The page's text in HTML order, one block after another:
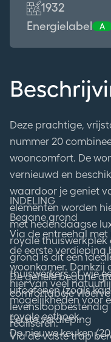
1932
Energielabel
A
Deze prachtige,
nummer 20
wooncomfort. De
vernieuwd en
waardoor je geniet
elementen worden
met hedendaagse
royale
grond is dit een
thuiswerkers of wie
uitoefenen (zoals
realiseren.
INDELING
Begane grond
Via de entreehal
de eerste verdieping
woonkamer. Dankzij
hier van veel
mogelijkheden voor
royale eethoek.
De nieuwe keuken
De gehele begane
comfortabele
Eerste verdieping
Via de vaste trap